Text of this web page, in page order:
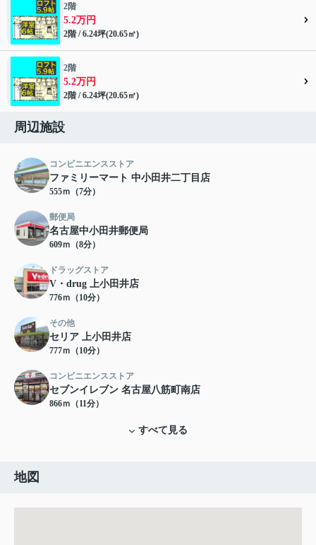
2階
5.2万円
2階 / 6.24坪(20.65㎡)
2階
5.2万円
2階 / 6.24坪(20.65㎡)
周辺施設
コンビニエンスストア
ファミリーマート 中小田井二丁目店
555ｍ（7分）
郵便局
名古屋中小田井郵便局
609ｍ（8分）
ドラッグストア
V・drug 上小田井店
776ｍ（10分）
その他
セリア 上小田井店
777ｍ（10分）
コンビニエンスストア
セブンイレブン 名古屋八筋町南店
866ｍ（11分）
すべて見る
地図